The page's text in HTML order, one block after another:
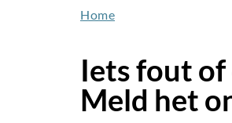
Home
Iets fout
Meld het